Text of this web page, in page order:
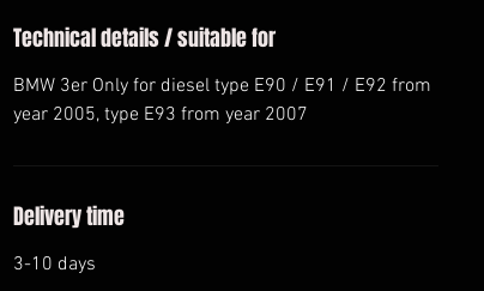
Technical details / suitable for
BMW 3er Only for diesel type E90 / E91 / E92 from
year 2005, type E93 from year 2007
Delivery time
3-10 days